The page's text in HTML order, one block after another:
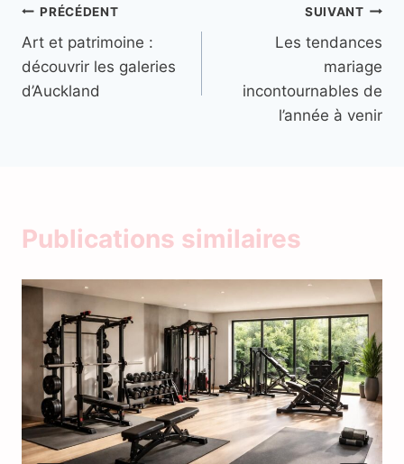
Navigation
de
l’article
PRÉCÉDENT
Art et patrimoine :
découvrir les galeries
d’Auckland
SUIVANT
Les tendances
mariage
incontournables de
l’année à venir
Publications similaires